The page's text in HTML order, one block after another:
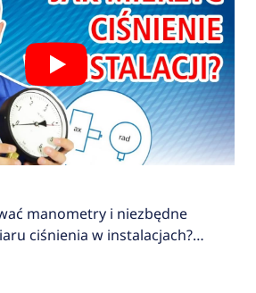
manometry i niezbędne
ciśnienia w instalacjach?